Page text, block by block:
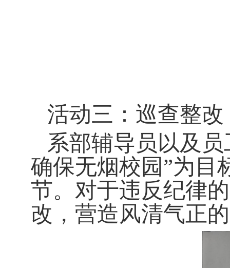
活动三：巡查整改
系部辅导员以及
确保无烟校园 ”为目
节。对于违反纪律
改，营造风清气正